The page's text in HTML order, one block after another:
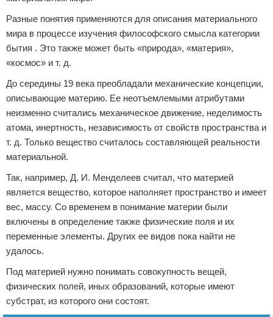
Разные понятия применяются для описания материального
мира в процессе изучения философского смысла категории
бытия . Это также может быть «природа», «материя»,
«космос» и т. д.
До середины 19 века преобладали механические концепции,
описывающие материю. Ее неотъемлемыми атрибутами
неизменно считались механическое движение, неделимость
атома, инертность, независимость от свойств пространства и
т. д. Только вещество считалось составляющей реальности
материальной.
Так, например, Д. И. Менделеев считал, что материей
является вещество, которое наполняет пространство и имеет
вес, массу. Со временем в понимание материи были
включены в определение также физические поля и их
переменные элементы. Других ее видов пока найти не
удалось.
Под материей нужно понимать совокупность вещей,
физических полей, иных образований, которые имеют
субстрат, из которого они состоят.